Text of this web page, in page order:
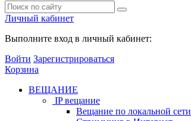
Личный кабинет
Выполните вход в личный кабинет:
Войти Зарегистрироваться
Корзина
ВЕЩАНИЕ
IP вещание
Вещание по локальной сети